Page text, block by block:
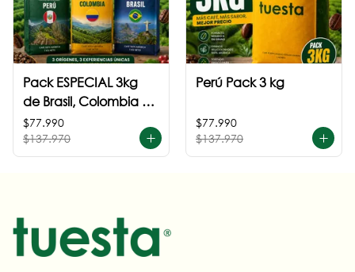
Pack ESPECIAL 3kg
de Brasil, Colombia +
Perú
$77.990
$137.970
Perú Pack 3 kg
$77.990
$137.970